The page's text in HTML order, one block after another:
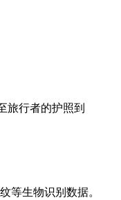
旅行者的护照到
等生物识别数据。